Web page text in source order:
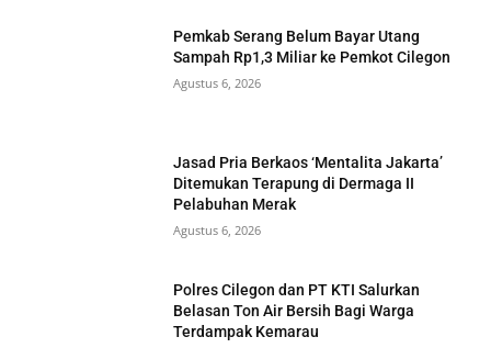
Pemkab Serang Belum Bayar Utang
Sampah Rp1,3 Miliar ke Pemkot Cilegon
Agustus 6, 2026
Jasad Pria Berkaos ‘Mentalita Jakarta’
Ditemukan Terapung di Dermaga II
Pelabuhan Merak
Agustus 6, 2026
Polres Cilegon dan PT KTI Salurkan
Belasan Ton Air Bersih Bagi Warga
Terdampak Kemarau